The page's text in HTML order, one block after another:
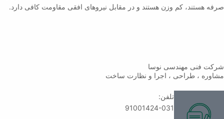
صرفه هستند، کم وزن هستند و در مقابل نیروهای افقی مقاومت کافی دارد.
شرکت فنی مهندسی نوسا
مشاوره ، طراحی ، اجرا و نظارت ساخت
تلفن:
91001424-031